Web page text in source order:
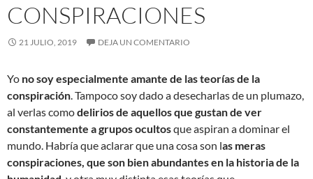
CONSPIRACIONES
21 JULIO, 2019 DEJA UN COMENTARIO
Yo no soy especialmente amante de las teorías de la
conspiración. Tampoco soy dado a desecharlas de un plumazo,
al verlas comodelirios de aquellos que gustan de ver
constantemente a grupos ocultosque aspiran a dominar el
mundo. Habría que aclarar que una cosa son las meras
conspiraciones, que son bien abundantes en la historia de la